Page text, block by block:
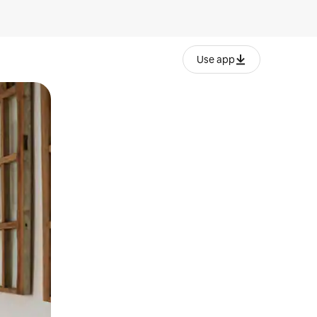
Use app